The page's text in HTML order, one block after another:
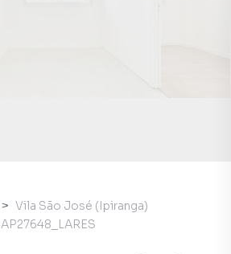
Vila São José (Ipiranga)
AP27648_LARES